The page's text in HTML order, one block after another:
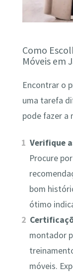
Como
Móveis em
Encontrar o
uma tarefa
pode fazer a
Verifique
Procure
bom
ótimo
montador
móveis.